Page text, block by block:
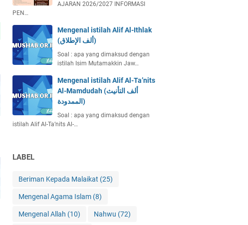
AJARAN 2026/2027 INFORMASI
PEN…
Mengenal istilah Alif Al-Ithlak
(ألف الإطلاق)
Soal : apa yang dimaksud dengan
istilah Isim Mutamakkin Jaw…
Mengenal istilah Alif Al-Ta’nits
Al-Mamdudah (ألف التأنيث
الممدودة)
Soal : apa yang dimaksud dengan
istilah Alif Al-Ta’nits Al-…
LABEL
Beriman Kepada Malaikat (25)
Mengenal Agama Islam (8)
Mengenal Allah (10) Nahwu (72)